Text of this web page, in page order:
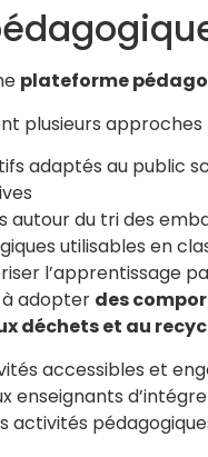
plateforme
plusieurs approches
adaptés au public
autour du tri des
utilisables en
l’apprentissage
adopter des
déchets et au
accessibles et
enseignants
activités